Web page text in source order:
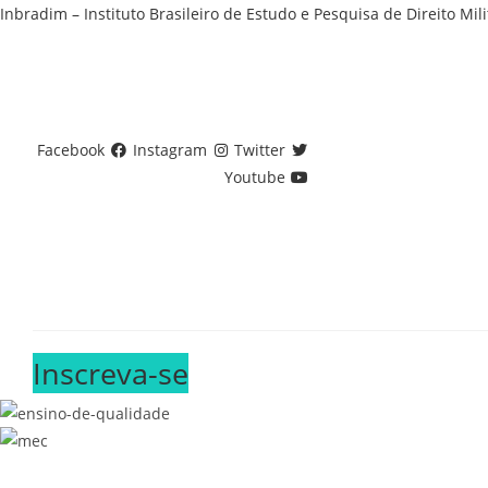
Ir
Inbradim – Instituto Brasileiro de Estudo e Pesquisa de Direito
Facebook Instagram
Twitter
Youtube
Inscreva-se